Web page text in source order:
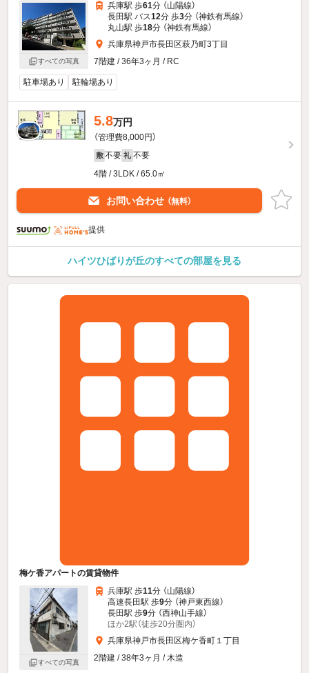
すべての写真
兵庫駅 歩61分 （山陽線）
長田駅 バス12分 歩3分 （神鉄有馬線）
丸山駅 歩18分 （神鉄有馬線）
兵庫県神戸市長田区萩乃町3丁目
7階建 / 36年3ヶ月 / RC
駐車場あり 駐輪場あり
5.8万円
（管理費8,000円）
敷 不要 礼 不要
4階 / 3LDK / 65.0㎡
お問い合わせ （無料）
提供
ハイツひばりが丘のすべての部屋を見る
梅ケ香アパートの賃貸物件
すべての写真
兵庫駅 歩11分 （山陽線）
高速長田駅 歩9分 （神戸東西線）
長田駅 歩9分 （西神山手線）
ほか2駅（徒歩20分圏内）
兵庫県神戸市長田区梅ケ香町１丁目
2階建 / 38年3ヶ月 / 木造